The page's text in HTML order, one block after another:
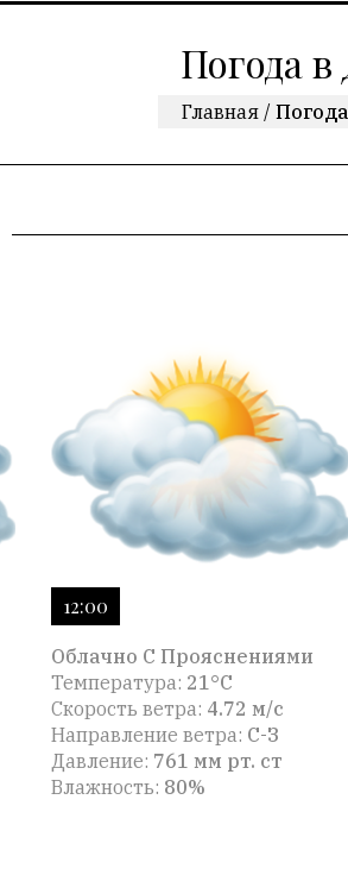
Погода в
Главная /
12:00
Облачно С Прояснениями
Температура: 21°C
Скорость ветра: 4.72 м/с
Направление ветра: С-З
Давление: 761 мм рт. ст
Влажность: 80%